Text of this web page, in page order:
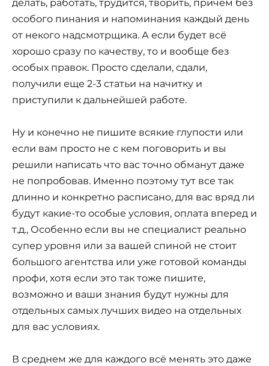
делать, работать, трудится, творить, причем без
особого пинания и напоминания каждый день
от некого надсмотрщика. А если будет всё
хорошо сразу по качеству, то и вообще без
особых правок. Просто сделали, сдали,
получили еще 2-3 статьи на начитку и
приступили к дальнейшей работе.
Ну и конечно не пишите всякие глупости или
если вам просто не с кем поговорить и вы
решили написать что вас точно обманут даже
не попробовав. Именно поэтому тут все так
длинно и конкретно расписано, для вас вряд ли
будут какие-то особые условия, оплата вперед и
т.д., Особенно если вы не специалист реально
супер уровня или за вашей спиной не стоит
большого агентства или уже готовой команды
профи, хотя если это так тоже пишите,
возможно и ваши знания будут нужны для
отдельных самых лучших видео на отдельных
для вас условиях.
В среднем же для каждого всё менять это даже